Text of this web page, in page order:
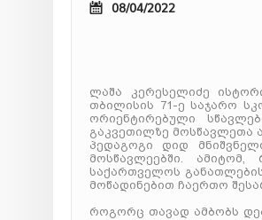
08/04/2022
ლაშა კერესელიძე
თბილისის 71-ე საჯარო
ორიენტირებული
გაკვეთილზე მოსწავლეთა
პედაგოგი დიდ
მოსწავლეებში.
საქართველოს განათლების
მოწადინებით ჩაერთო
როგორც თავად ამბობს